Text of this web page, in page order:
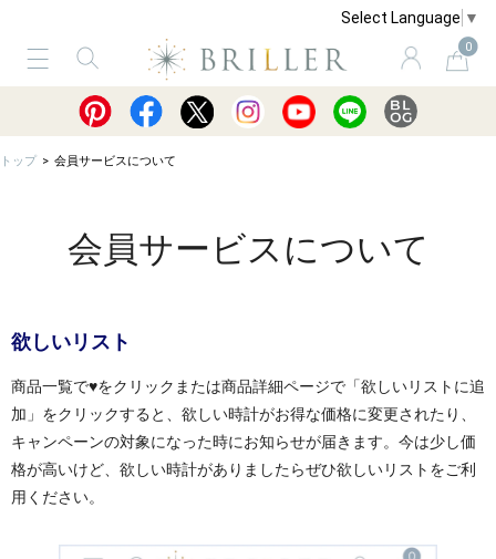
Select Language ▼
0
サービス ショッピングガイド 買取
トップ 会員サービスについて
会員サービスについて
欲しいリスト
商品一覧で♥をクリックまたは商品詳細ページで「欲しいリストに追
加」をクリックすると、欲しい時計がお得な価格に変更されたり、
キャンペーンの対象になった時にお知らせが届きます。今は少し価
格が高いけど、欲しい時計がありましたらぜひ欲しいリストをご利
用ください。